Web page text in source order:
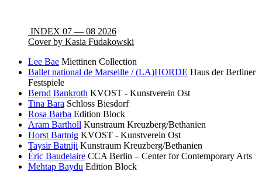
INDEX 07 — 08 2026
Cover by Kasia Fudakowski
Lee Bae Miettinen Collection
Ballet national de Marseille / (LA)HORDE Haus der Berliner
Festspiele
Bernd Bankroth KVOST - Kunstverein Ost
Tina Bara Schloss Biesdorf
Rosa Barba Edition Block
Aram Bartholl Kunstraum Kreuzberg/Bethanien
Horst Bartnig KVOST - Kunstverein Ost
Taysir Batniji Kunstraum Kreuzberg/Bethanien
Éric Baudelaire CCA Berlin – Center for Contemporary Arts
Mehtap Baydu Edition Block